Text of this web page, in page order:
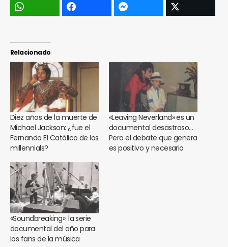
Relacionado
Diez años de la muerte de
Michael Jackson: ¿fue el
Fernando El Católico de los
millennials?
«Leaving Neverland» es un
documental desastroso…
Pero el debate que genera
es positivo y necesario
«Soundbreaking»: la serie
documental del año para
los fans de la música